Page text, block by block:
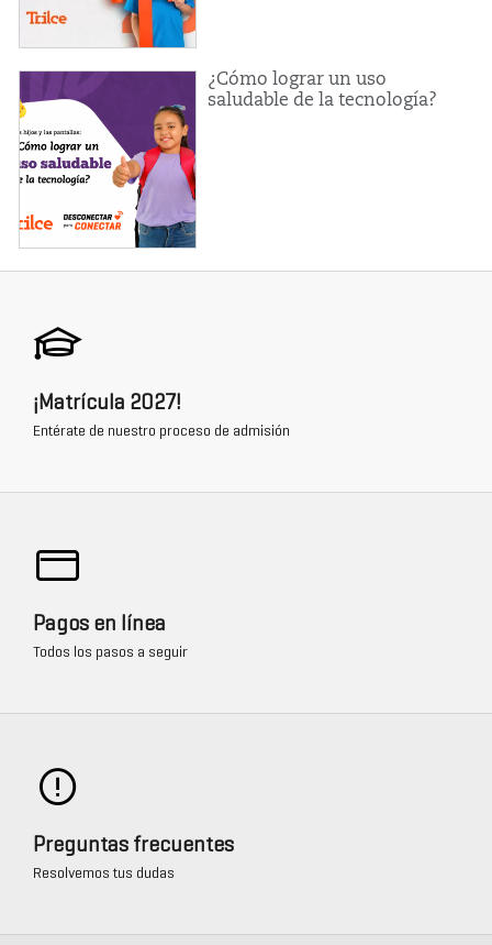
¿Cómo lograr un uso
saludable de la tecnología?
¡Matrícula 2027!
Entérate de nuestro proceso de admisión
Pagos en línea
Todos los pasos a seguir
Preguntas frecuentes
Resolvemos tus dudas